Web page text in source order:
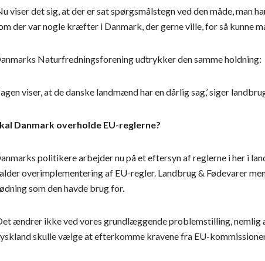
viser det sig, at der er sat spørgsmålstegn ved den måde,
der var nogle kræfter i Danmark, der gerne ville, for så kunne
Naturfredningsforening udtrykker den samme holdning:
viser, at de danske landmænd har en dårlig sag,’ siger
Danmark overholde EU-reglerne?
politikere arbejder nu på et eftersyn af reglerne i her i
overimplementering af EU-regler. Landbrug & Fødevarer
som den havde brug for.
ændrer ikke ved vores grundlæggende problemstilling, nemlig
skulle vælge at efterkomme kravene fra EU-